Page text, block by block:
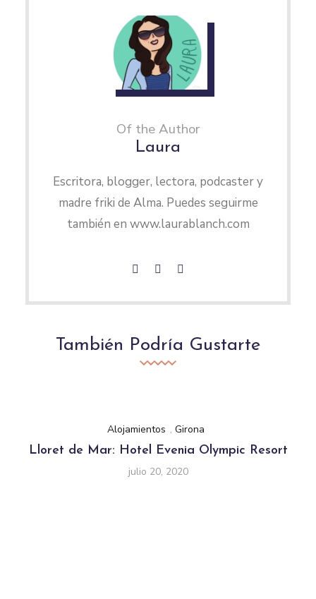
Of the Author
Laura
Escritora, blogger, lectora, podcaster y
madre friki de Alma. Puedes seguirme
también en www.laurablanch.com
También Podría Gustarte
Alojamientos , Girona
Lloret de Mar: Hotel Evenia Olympic Resort
julio 20, 2020